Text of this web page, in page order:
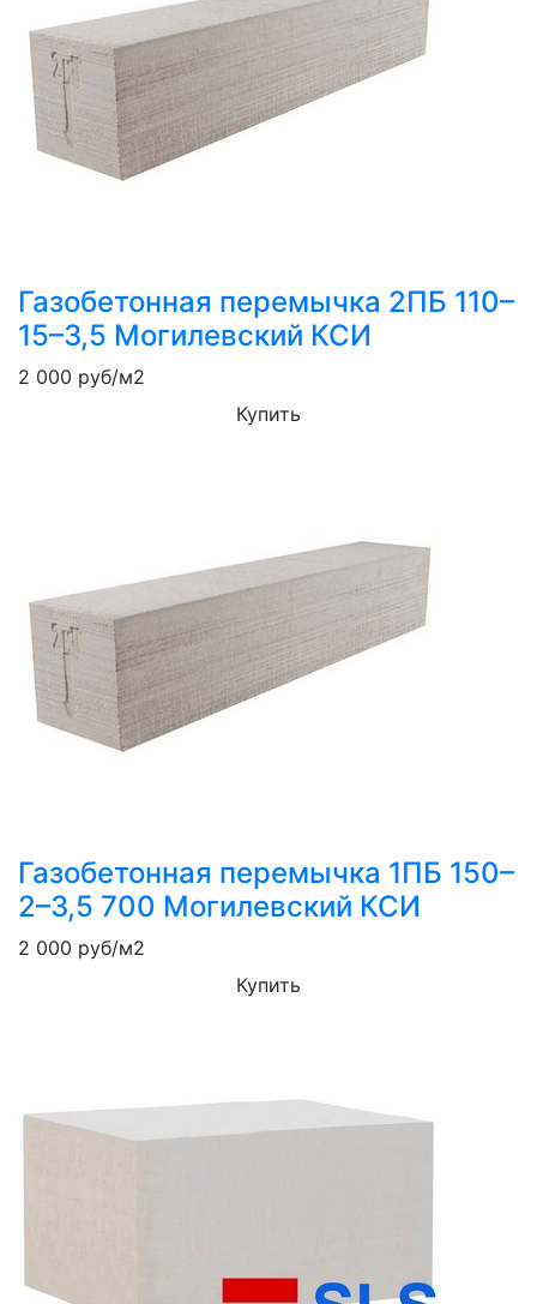
Газобетонная перемычка 2ПБ 110–
15–3,5 Могилевский КСИ
2 000 руб/м2
Купить
Газобетонная перемычка 1ПБ 150–
2–3,5 700 Могилевский КСИ
2 000 руб/м2
Купить